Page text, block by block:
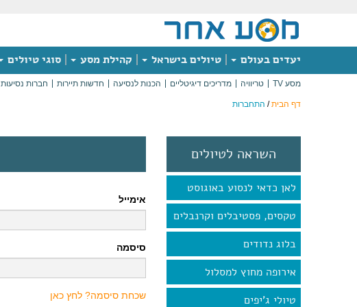
יעדים בעולם טיולים בישראל קהילת מסע סוגי טיולים
מסע TV טריוויה מדריכים דיגיטליים הכנות לנסיעה חדשות תיירות חברות נסיעות
דף הבית/ התחברות
השראה לטיולים
לאן כדאי לנסוע באוגוסט
טקסים, פסטיבלים וקרנבלים
בלוג נדודים
אירופה מחוץ למסלול
טיולי ג'יפים
אימייל
סיסמה
שכחת סיסמה? לחץ כאן